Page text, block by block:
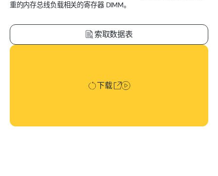
重的内存总线负载相关的寄存器 DIMM。
索取数据表
下载
下载